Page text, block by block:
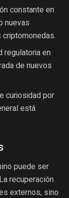
constante en
nuevas
regulatoria en
de nuevos
curiosidad por
está
puede ser
recuperación
externos, sino